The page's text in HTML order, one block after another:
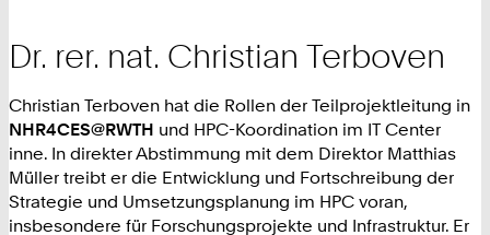
Dr. rer. nat. Christian Terboven
Christian Terboven hat die Rollen der Teilprojektleitung in
NHR4CES@RWTH und HPC-Koordination im IT Center
inne. In direkter Abstimmung mit dem Direktor Matthias
Müller treibt er die Entwicklung und Fortschreibung der
Strategie und Umsetzungsplanung im HPC voran,
insbesondere für Forschungsprojekte und Infrastruktur. Er